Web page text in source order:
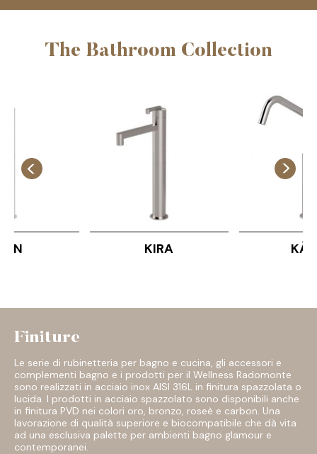
Finiture
Le serie di rubinetteria per bagno e cucina, gli accessori e
complementi bagno e i prodotti per il Wellness Radomonte
sono realizzati in acciaio inox AISI 316L in finitura spazzolata o
lucida. I prodotti in acciaio spazzolato sono disponibili anche
in finitura PVD nei colori oro, bronzo, roseè e carbon. Una
lavorazione di qualità superiore e biocompatibile che dà vita
ad una esclusiva palette per ambienti bagno glamour e
contemporanei.
The Bathroom Collection
KIRA